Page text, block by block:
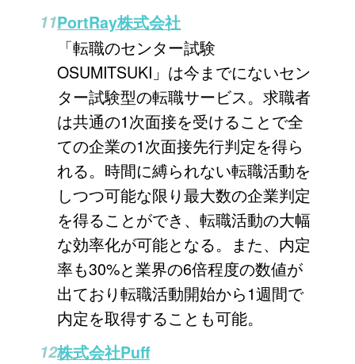
PortRay株式会社
「転職のセンター試験
OSUMITSUKI」は今までにないセン
ター試験型の転職サービス。求職者
は共通の1次面接を受けることで全
ての企業の1次面接先行判定を得ら
れる。時間に縛られない転職活動を
しつつ可能な限り最大数の企業判定
を得ることができ、転職活動の大幅
な効率化が可能となる。また、内定
率も30%と業界の6倍程度の数値が
出ており転職活動開始から1週間で
内定を取得することも可能。
株式会社Puff